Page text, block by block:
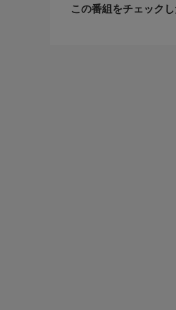
番組内容
この番組をチェック